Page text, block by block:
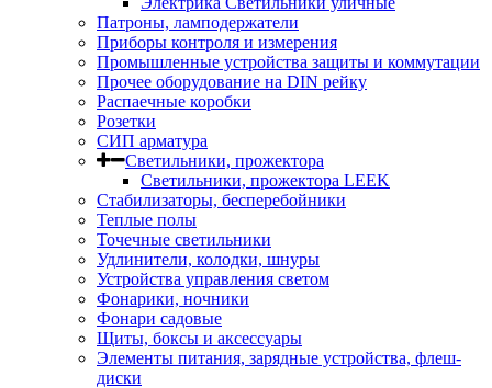
Патроны, ламподержатели
Приборы контроля и измерения
Промышленные устройства защиты и коммутации
Прочее оборудование на DIN рейку
Распаечные коробки
Розетки
СИП арматура
Светильники, прожектора
Светильники, прожектора LEEK
Стабилизаторы, бесперебойники
Теплые полы
Точечные светильники
Удлинители, колодки, шнуры
Устройства управления светом
Фонарики, ночники
Фонари садовые
Щиты, боксы и аксессуары
Элементы питания, зарядные устройства, флеш-
диски